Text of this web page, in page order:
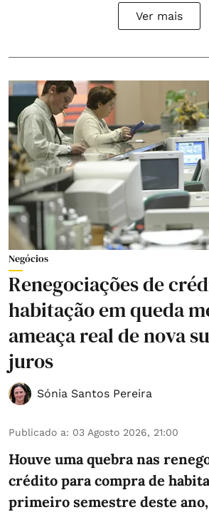
Ver mais
Negócios
Renegociações de
habitação em queda
ameaça real de nova
juros
Sónia Santos Pereira
Publicado a: 03 Agosto 2026, 21:00
Houve uma quebra nas
crédito para compra de
primeiro semestre deste